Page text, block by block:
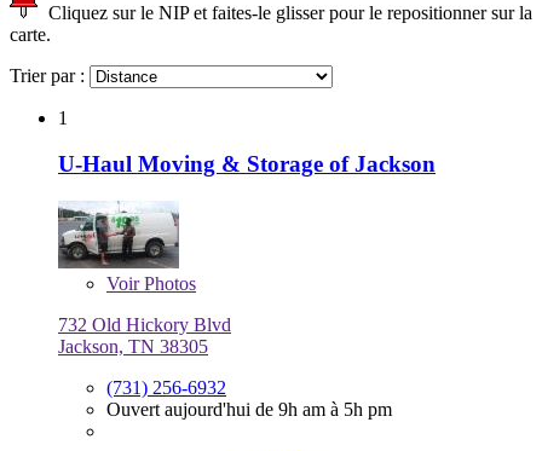
Cliquez sur le NIP et faites-le glisser pour le repositionner sur la
carte.
Trier par :
1
U-Haul Moving & Storage of Jackson
VoirPhotos
732 Old Hickory Blvd
Jackson, TN 38305
(731) 256-6932
Ouvert aujourd'hui de 9h am à 5h pm